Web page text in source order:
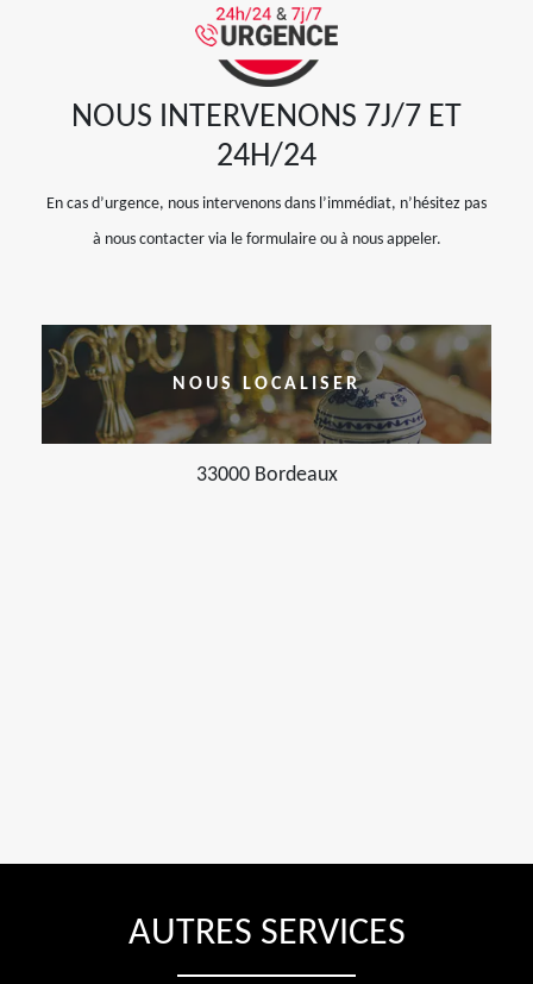
NOUS INTERVENONS 7J/7 ET
24H/24
En cas d’urgence, nous intervenons dans l’immédiat, n’hésitez pas
à nous contacter via le formulaire ou à nous appeler.
NOUS LOCALISER
33000 Bordeaux
AUTRES SERVICES